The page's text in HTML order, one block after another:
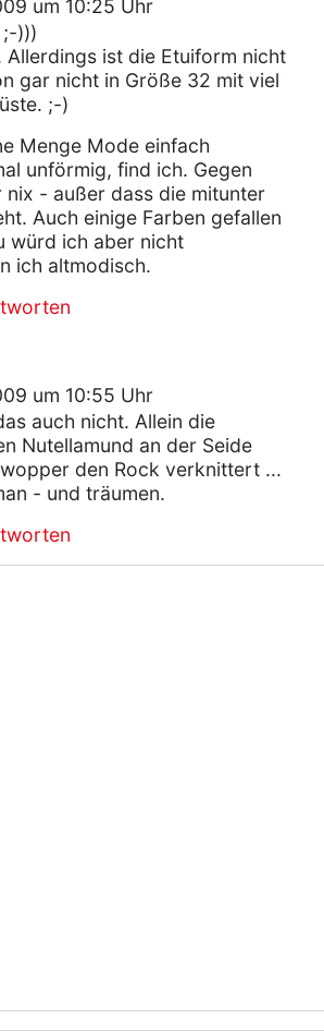
um 10:25 Uhr
;-)))
ist die Etuiform nicht
gar nicht in Größe 32 mit viel
;-)
Menge Mode einfach
unförmig, find ich. Gegen
nix - außer dass die mitunter
Auch einige Farben gefallen
würd ich aber nicht
ich altmodisch.
um 10:55 Uhr
auch nicht. Allein die
Nutellamund an der Seide
den Rock verknittert ...
- und träumen.